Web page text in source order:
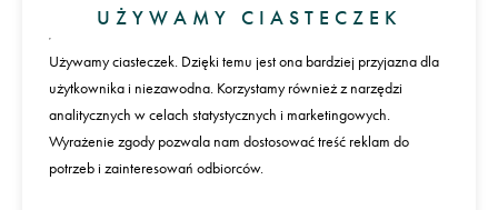
Zaloguj się Załóż konto
Płatności
UŻYWAMY CIASTECZEK
Używamy ciasteczek. Dzięki temu jest ona bardziej przyjazna dla
użytkownika i niezawodna. Korzystamy również z narzędzi
analitycznych w celach statystycznych i marketingowych.
Wyrażenie zgody pozwala nam dostosować treść reklam do
potrzeb i zainteresowań odbiorców.